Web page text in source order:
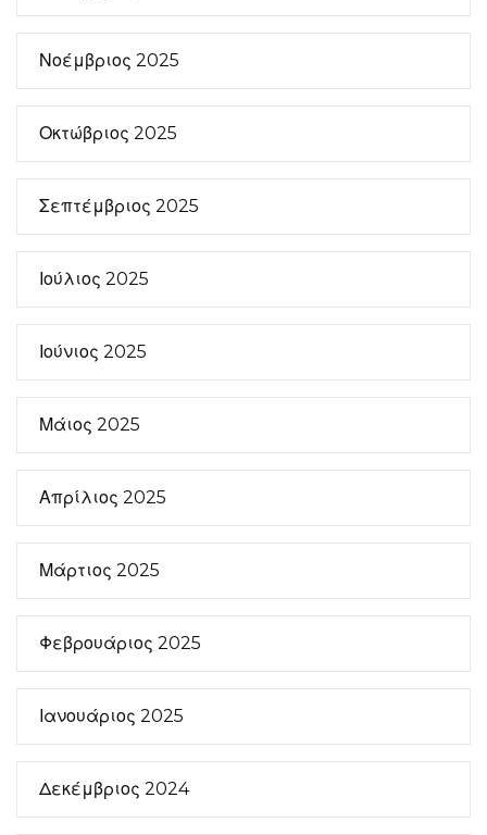
Νοέμβριος 2025
Οκτώβριος 2025
Σεπτέμβριος 2025
Ιούλιος 2025
Ιούνιος 2025
Μάιος 2025
Απρίλιος 2025
Μάρτιος 2025
Φεβρουάριος 2025
Ιανουάριος 2025
Δεκέμβριος 2024